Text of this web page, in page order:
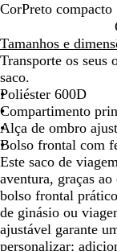
CorPreto compacto
r
e
t
o
c
o
m
p
a
c
t
o
Tamanhos e
Transporte os seus
saco.
Poliéster 600D
Compartimento
Alça de ombro
Bolso frontal com
Este saco de
aventura, graças
bolso frontal
de ginásio ou
ajustável garante
personalizar: